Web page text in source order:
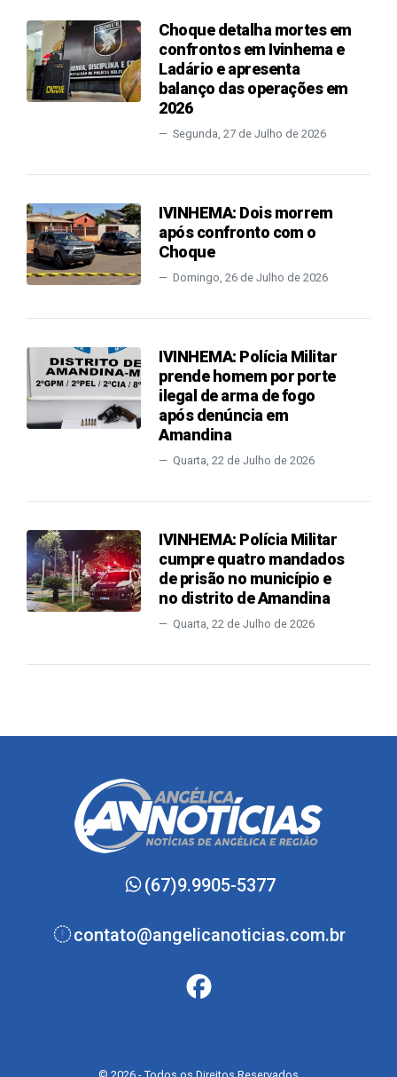
Choque detalha mortes em
confrontos em Ivinhema e
Ladário e apresenta
balanço das operações em
2026
Segunda, 27 de Julho de 2026
IVINHEMA: Dois morrem
após confronto com o
Choque
Domingo, 26 de Julho de 2026
IVINHEMA: Polícia Militar
prende homem por porte
ilegal de arma de fogo
após denúncia em
Amandina
Quarta, 22 de Julho de 2026
IVINHEMA: Polícia Militar
cumpre quatro mandados
de prisão no município e
no distrito de Amandina
Quarta, 22 de Julho de 2026
(67)9.9905-5377
contato@angelicanoticias.com.br